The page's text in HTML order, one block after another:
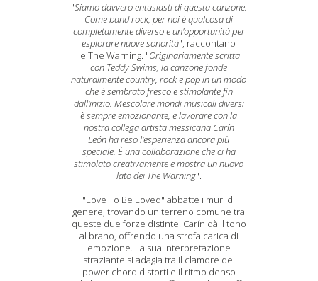
"Siamo davvero entusiasti di questa canzone.
Come band rock, per noi è qualcosa di
completamente diverso e un'opportunità per
esplorare nuove sonorità", raccontano
le The Warning. "Originariamente scritta
con Teddy Swims, la canzone fonde
naturalmente country, rock e pop in un modo
che è sembrato fresco e stimolante fin
dall'inizio. Mescolare mondi musicali diversi
è sempre emozionante, e lavorare con la
nostra collega artista messicana Carín
León ha reso l'esperienzaancora più
speciale. È una collaborazione che ci ha
stimolato creativamente e mostra un nuovo
lato dei The Warning".
"Love To Be Loved" abbatte i muri di
genere, trovando un terreno comune tra
queste due forze distinte. Carín dà il tono
al brano, offrendo una strofa carica di
emozione. La sua interpretazione
straziante si adagia tra il clamore dei
power chord distorti e il ritmo denso